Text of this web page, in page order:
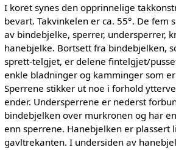
I koret synes den opprinnelige
bevart. Takvinkelen er ca. 55°. De fem
av bindebjelke, sperrer, undersperrer,
hanebjelke. Bortsett fra bindebjelken,
sprett-telgjet, er delene fintelgjet/
enkle bladninger og kamminger som
Sperrene stikker ut noe i forhold
ender. Undersperrene er nederst
bindebjelken over murkronen og har
enn sperrene. Hanebjelken er plassert
gavltrekanten. I undersiden av